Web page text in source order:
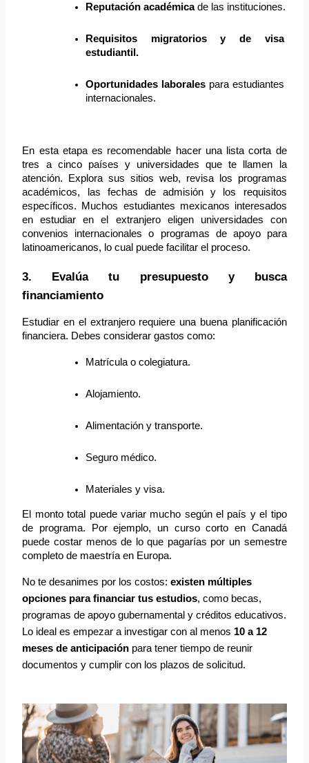
Reputación académica de las instituciones.
Requisitos migratorios y de visa
estudiantil.
Oportunidades laborales para estudiantes
internacionales.
En esta etapa es recomendable hacer una lista corta de
tres a cinco países y universidades que te llamen la
atención. Explora sus sitios web, revisa los programas
académicos, las fechas de admisión y los requisitos
específicos. Muchos estudiantes mexicanos interesados
en estudiar en el extranjero eligen universidades con
convenios internacionales o programas de apoyo para
latinoamericanos, lo cual puede facilitar el proceso.
3. Evalúa tu presupuesto y busca
financiamiento
Estudiar en el extranjero requiere una buena planificación
financiera. Debes considerar gastos como:
Matrícula o colegiatura.
Alojamiento.
Alimentación y transporte.
Seguro médico.
Materiales y visa.
El monto total puede variar mucho según el país y el tipo
de programa. Por ejemplo, un curso corto en Canadá
puede costar menos de lo que pagarías por un semestre
completo de maestría en Europa.
No te desanimes por los costos:existen múltiples
opciones para financiar tus estudios, como becas,
programas de apoyo gubernamental y créditos educativos.
Lo ideal es empezar a investigar con al menos 10 a 12
meses de anticipación para tener tiempo de reunir
documentos y cumplir con los plazos de solicitud.